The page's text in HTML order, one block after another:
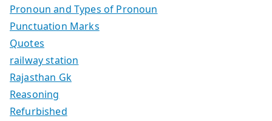
Pronoun and Types of Pronoun
Punctuation Marks
Quotes
railway station
Rajasthan Gk
Reasoning
Refurbished